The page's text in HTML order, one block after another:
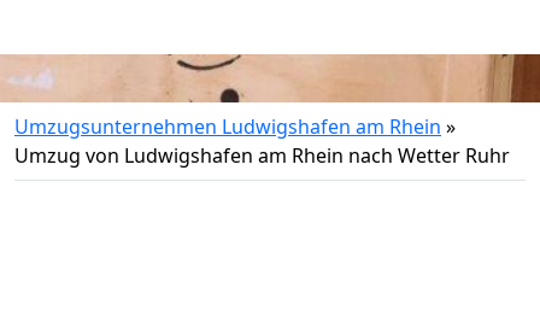
Umzugsunternehmen Ludwigshafen am Rhein »
Umzug von Ludwigshafen am Rhein nach Wetter Ruhr